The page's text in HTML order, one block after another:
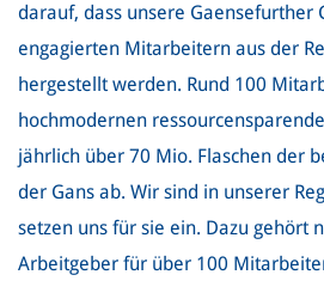
darauf, dass unsere Gaensefurther
engagierten Mitarbeitern aus der
hergestellt werden. Rund 100
hochmodernen
jährlich über 70 Mio. Flaschen der
der Gans ab. Wir sind in unserer
setzen uns für sie ein. Dazu gehört
Arbeitgeber für über 100